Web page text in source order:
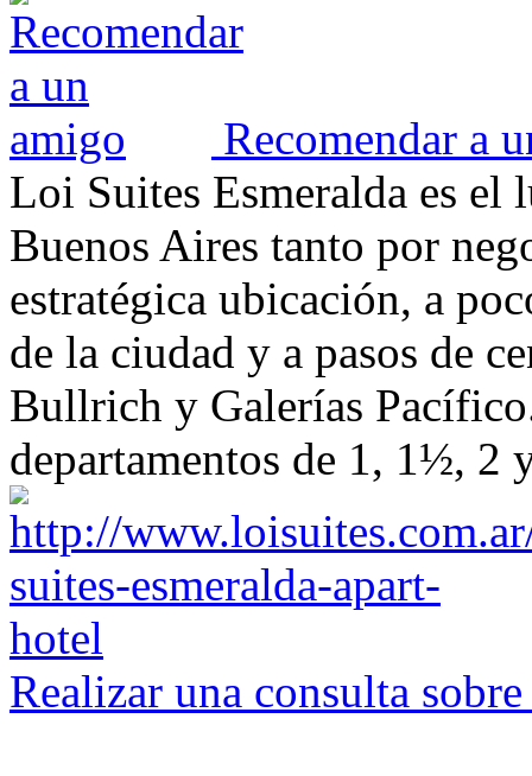
Recomendar a
Loi Suites Esmeralda es el
Buenos Aires tanto por
estratégica ubicación, a
de la ciudad y a pasos de
Bullrich y Galerías
departamentos de 1, 1½, 2
Realizar una consulta